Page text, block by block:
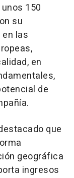
150
su
las
en
de
que
geográfica
ingresos